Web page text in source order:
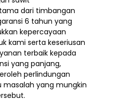
dari timbangan
6 tahun yang
kepercayaan
kami serta keseriusan
terbaik kepada
yang panjang,
perlindungan
masalah yang mungkin